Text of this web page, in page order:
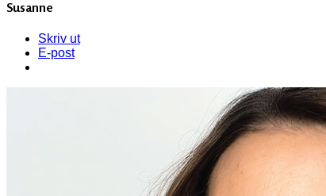
Susanne
Skriv ut
E-post